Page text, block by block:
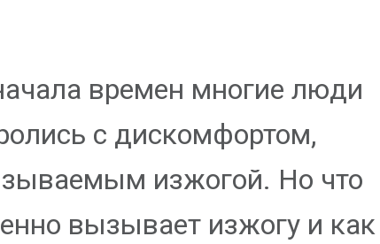
времен многие люди
с дискомфортом,
изжогой. Но что
вызывает изжогу и как